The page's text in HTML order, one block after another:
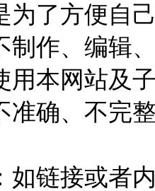
为了方便自
制作、编辑
用本网站及
准确、不完
如链接或者